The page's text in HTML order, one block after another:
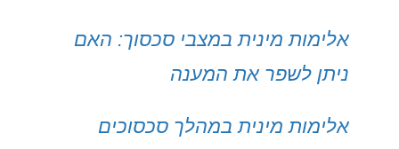
אלימות מינית במצבי סכסוך: האם
ניתן לשפר את המענה
אלימות מינית במהלך סכסוכים